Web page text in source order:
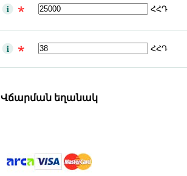
ՀՀԴ
ՀՀԴ
Վճարման եղանակ